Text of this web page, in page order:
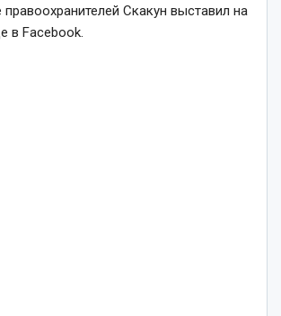
Скакун выставил на
в Facebook.